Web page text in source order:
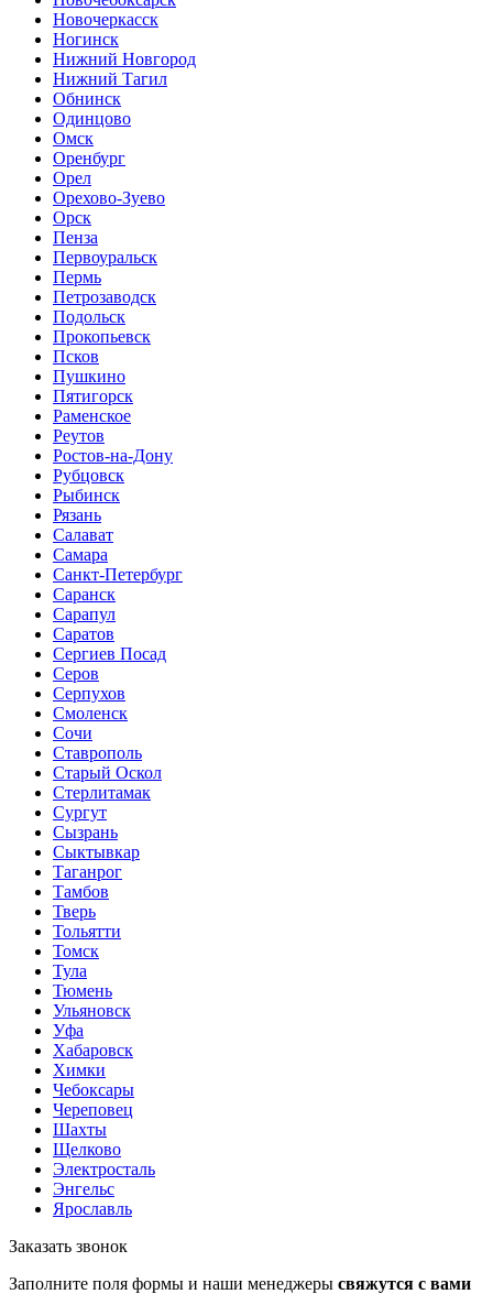
Новочеркасск
Ногинск
Нижний Новгород
Нижний Тагил
Обнинск
Одинцово
Омск
Оренбург
Орел
Орехово-Зуево
Орск
Пенза
Первоуральск
Пермь
Петрозаводск
Подольск
Прокопьевск
Псков
Пушкино
Пятигорск
Раменское
Реутов
Ростов-на-Дону
Рубцовск
Рыбинск
Рязань
Салават
Самара
Санкт-Петербург
Саранск
Сарапул
Саратов
Сергиев Посад
Серов
Серпухов
Смоленск
Сочи
Ставрополь
Старый Оскол
Стерлитамак
Сургут
Сызрань
Сыктывкар
Таганрог
Тамбов
Тверь
Тольятти
Томск
Тула
Тюмень
Ульяновск
Уфа
Хабаровск
Химки
Чебоксары
Череповец
Шахты
Щелково
Электросталь
Энгельс
Ярославль
Заказать звонок
Заполните поля формы и наши менеджеры свяжутся с вами